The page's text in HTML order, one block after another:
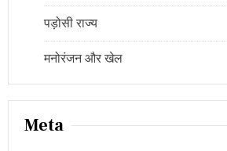
पड़ोसी राज्य
मनोरंजन और खेल
Meta